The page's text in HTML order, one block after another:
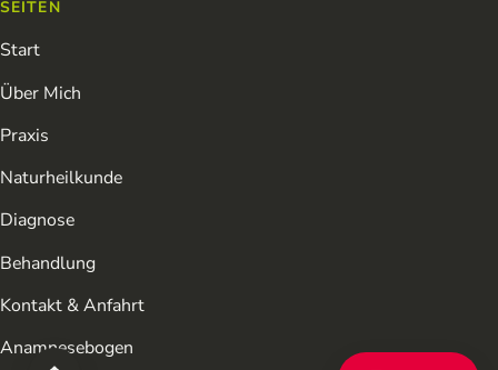
SEITEN
Start
Über Mich
Praxis
Naturheilkunde
Diagnose
Behandlung
Kontakt & Anfahrt
Anamnesebogen